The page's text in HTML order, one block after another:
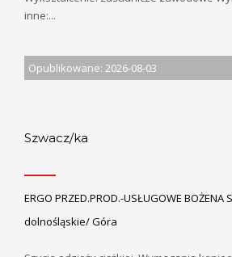
inne:...
Opublikowane: 2026-08-03
Szwacz/ka
ERGO PRZED.PROD.-USŁUGOWE BOŻENA
dolnośląskie/ Góra